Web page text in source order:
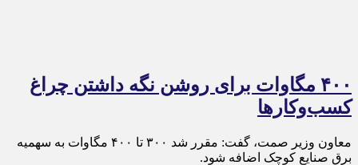
۴۰۰ مگاوات برای روشن نگه داشتن چراغ
کسب‌وکار‌ها
معاون وزیر صمت، گفت: مقرر شد ۳۰۰ تا ۴۰۰ مگاوات به سهمیه
برق صنایع کوچک اضافه شود.